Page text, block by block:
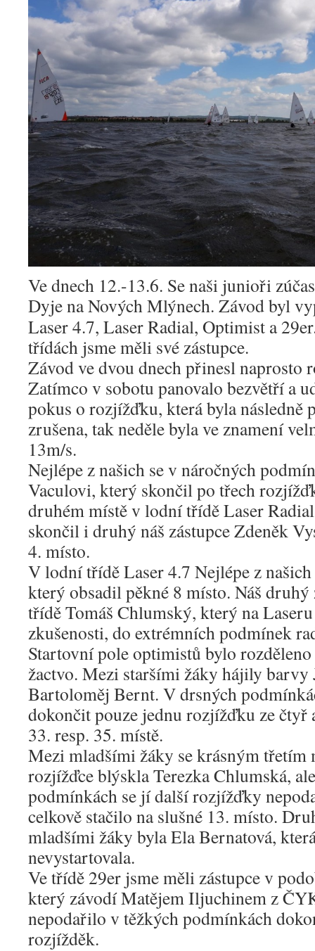
Ve dnech 12.-13.6. Se naši junioři
Dyje na Nových Mlýnech. Závod byl
Laser 4.7, Laser Radial, Optimist a
třídách jsme měli své zástupce.
Závod ve dvou dnech přinesl naprosto
Zatímco v sobotu panovalo bezvětří a
pokus o rozjížďku, která byla následně
zrušena, tak neděle byla ve znamení
13m/s.
Nejlépe z našich se v náročných
Vaculovi, který skončil po třech
druhém místě v lodní třídě Laser
skončil i druhý náš zástupce Zdeněk
4. místo.
V lodní třídě Laser 4.7 Nejlépe z
který obsadil pěkné 8 místo. Náš
třídě Tomáš Chlumský, který na
zkušenosti, do extrémních podmínek
Startovní pole optimistů bylo
žactvo. Mezi staršími žáky hájily barvy
Bartoloměj Bernt. V drsných
dokončit pouze jednu rozjížďku ze čtyř
33. resp. 35. místě.
Mezi mladšími žáky se krásným
rozjížďce blýskla Terezka Chlumská,
podmínkách se jí další rozjížďky
celkově stačilo na slušné 13. místo.
mladšími žáky byla Ela Bernatová,
nevystartovala.
Ve třídě 29er jsme měli zástupce v
který závodí Matějem Iljuchinem z
nepodařilo v těžkých podmínkách
rozjížděk.